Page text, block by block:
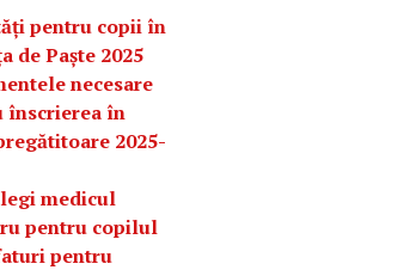
pentru copii în
de Paște 2025
necesare
înscrierea în
2025-
medicul
pentru copilul
pentru